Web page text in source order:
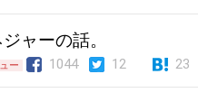
ャーの話。
ー 1044 12 23